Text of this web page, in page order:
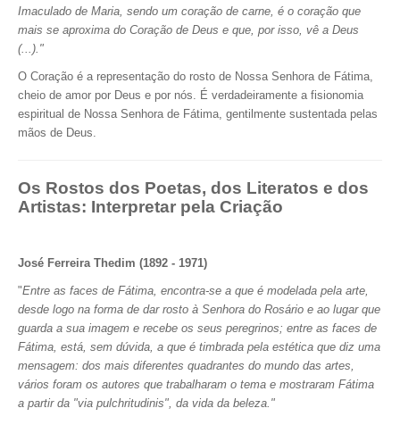
Imaculado de Maria, sendo um coração de carne, é o coração que
mais se aproxima do Coração de Deus e que, por isso, vê a Deus
(...)."
O Coração é a representação do rosto de Nossa Senhora de Fátima,
cheio de amor por Deus e por nós. É verdadeiramente a fisionomia
espiritual de Nossa Senhora de Fátima, gentilmente sustentada pelas
mãos de Deus.
Os Rostos dos Poetas, dos Literatos e dos
Artistas: Interpretar pela Criação
José Ferreira Thedim (1892 - 1971)
"Entre as faces de Fátima, encontra-se a que é modelada pela arte,
desde logo na forma de dar rosto à Senhora do Rosário e ao lugar que
guarda a sua imagem e recebe os seus peregrinos; entre as faces de
Fátima, está, sem dúvida, a que é timbrada pela estética que diz uma
mensagem: dos mais diferentes quadrantes do mundo das artes,
vários foram os autores que trabalharam o tema e mostraram Fátima
a partir da "via pulchritudinis", da vida da beleza."